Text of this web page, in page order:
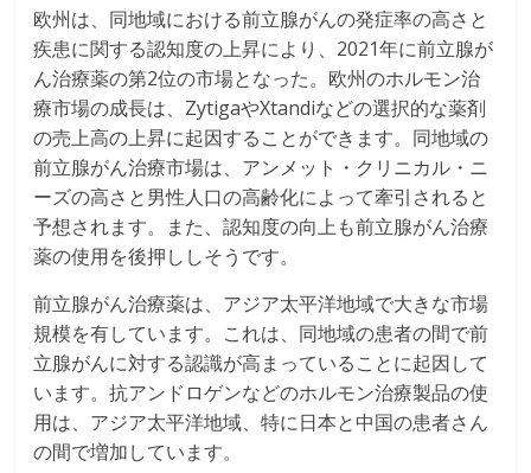
欧州は、同地域における前立腺がんの発症率の高さと
疾患に関する認知度の上昇により、2021年に前立腺が
ん治療薬の第2位の市場となった。欧州のホルモン治
療市場の成長は、ZytigaやXtandiなどの選択的な薬剤
の売上高の上昇に起因することができます。同地域の
前立腺がん治療市場は、アンメット・クリニカル・ニ
ーズの高さと男性人口の高齢化によって牽引されると
予想されます。また、認知度の向上も前立腺がん治療
薬の使用を後押ししそうです。
前立腺がん治療薬は、アジア太平洋地域で大きな市場
規模を有しています。これは、同地域の患者の間で前
立腺がんに対する認識が高まっていることに起因して
います。抗アンドロゲンなどのホルモン治療製品の使
用は、アジア太平洋地域、特に日本と中国の患者さん
の間で増加しています。